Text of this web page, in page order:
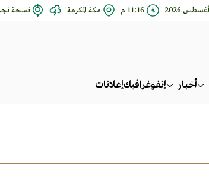
11:16 م مكة المكرمة نسخة
أخبار إنفوغرافيكإعلانات